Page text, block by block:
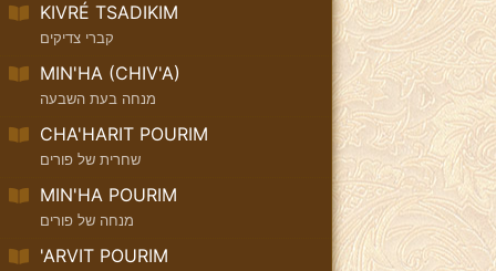
KIVRÉ TSADIKIM
קברי צדיקים
MIN'HA (CHIV'A)
מנחה בעת השבעה
CHA'HARIT POURIM
שחרית של פורים
MIN'HA POURIM
מנחה של פורים
'ARVIT POURIM